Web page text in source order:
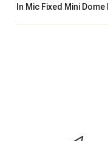
In Mic Fixed Mini